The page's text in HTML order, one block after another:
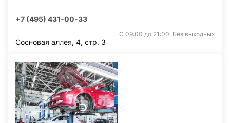
+7 (495) 431-00-33
С 09:00 до 21:00. Без выходных
Сосновая аллея, 4, стр. 3